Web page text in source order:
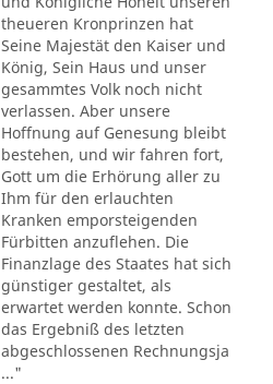
theueren Kronprinzen hat
Seine Majestät den Kaiser und
König, Sein Haus und unser
gesammtes Volk noch nicht
verlassen. Aber unsere
Hoffnung auf Genesung bleibt
bestehen, und wir fahren fort,
Gott um die Erhörung aller zu
Ihm für den erlauchten
Kranken emporsteigenden
Fürbitten anzuflehen. Die
Finanzlage des Staates hat sich
günstiger gestaltet, als
erwartet werden konnte. Schon
das Ergebniß des letzten
abgeschlossenen Rechnungsja
..."